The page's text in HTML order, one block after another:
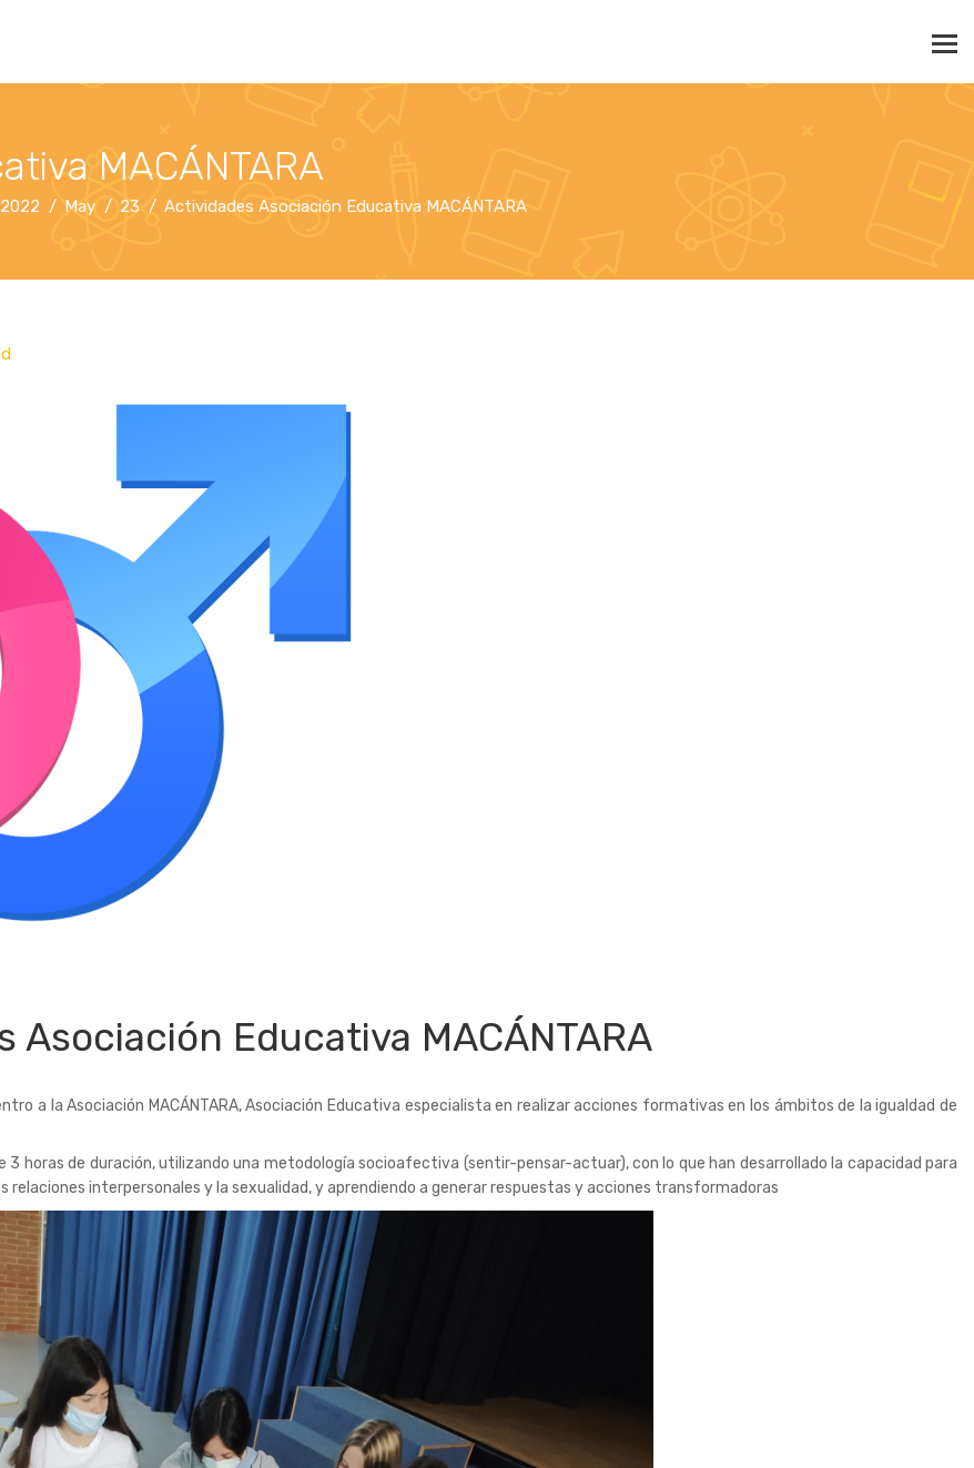
MACÁNTARA
2022 May 23 Actividades Asociación Educativa MACÁNTARA
Asociación Educativa MACÁNTARA
a la Asociación MACÁNTARA, Asociación Educativa especialista en realizar acciones formativas en los ámbitos de la igualdad de
3 horas de duración, utilizando una metodología socioafectiva (sentir-pensar-actuar), con lo que han desarrollado la capacidad para
interpersonales y la sexualidad, y aprendiendo a generar respuestas y acciones transformadoras